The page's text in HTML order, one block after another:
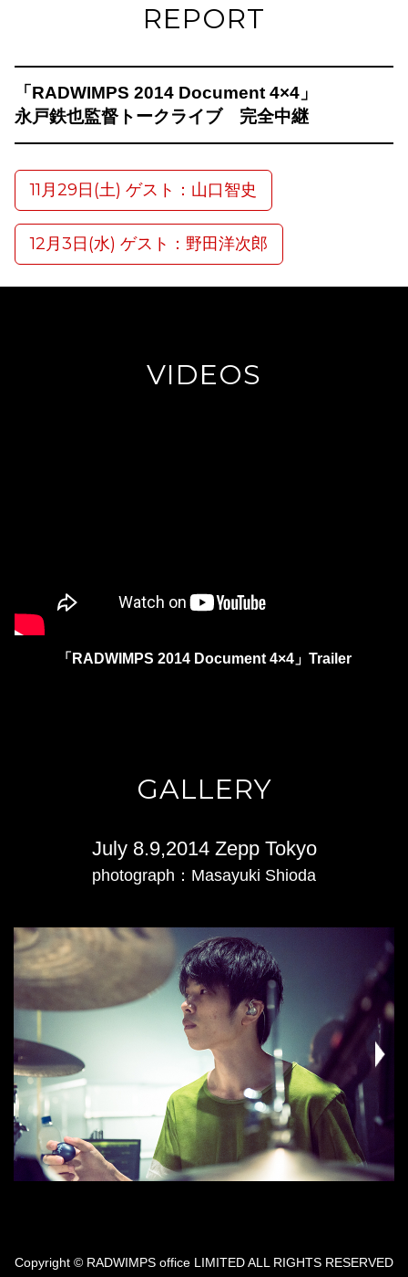
REPORT
「RADWIMPS 2014 Document 4×4」
永戸鉄也監督トークライブ 完全中継
11月29日(土) ゲスト：山口智史
12月3日(水) ゲスト：野田洋次郎
VIDEOS
「RADWIMPS 2014 Document 4×4」Trailer
GALLERY
July 8.9,2014 Zepp Tokyo
photograph：Masayuki Shioda
Copyright © RADWIMPS office LIMITED ALL RIGHTS RESERVED